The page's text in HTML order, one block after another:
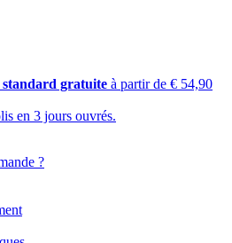
gratuite à partir de € 54,90
en 3 jours ouvrés.
?